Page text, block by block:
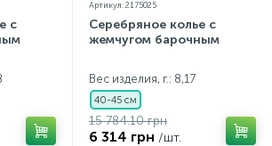
с
Артикул: 2175025
Серебряное колье с
жемчугом барочным
Вес изделия, г.: 8,17
40-45 см
15 784.10 грн
6 314 грн /шт.